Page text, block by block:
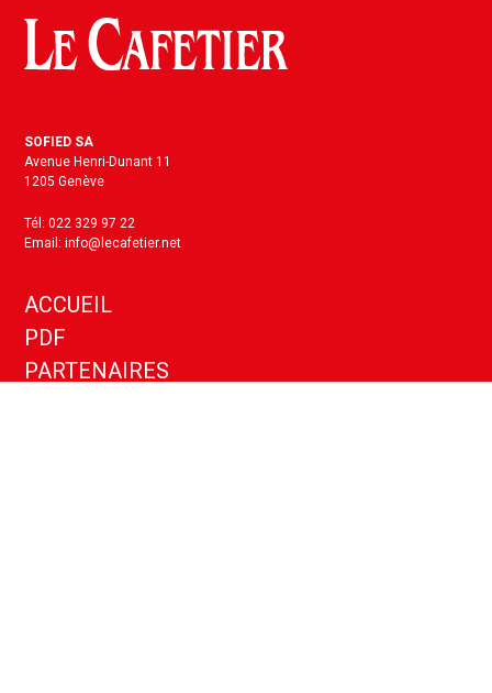
SOFIED SA
Avenue Henri-Dunant 11
1205 Genève
Tél: 022 329 97 22
Email: info@lecafetier.net
ACCUEIL
PDF
PARTENAIRES